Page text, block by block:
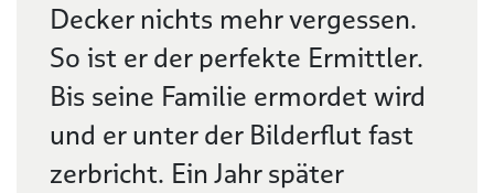
Decker nichts mehr vergessen.
So ist er der perfekte Ermittler.
Bis seine Familie ermordet wird
und er unter der Bilderflut fast
zerbricht. Ein Jahr später